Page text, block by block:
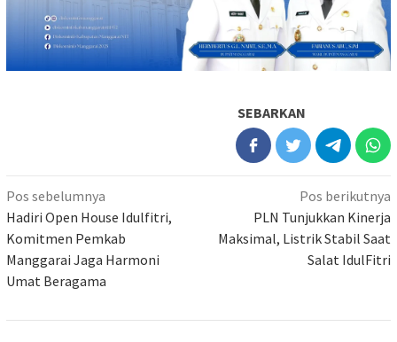
SEBARKAN
Navigasi
pos
Pos sebelumnya
Hadiri Open House Idulfitri,
Komitmen Pemkab
Manggarai Jaga Harmoni
Umat Beragama
Pos berikutnya
PLN Tunjukkan Kinerja
Maksimal, Listrik Stabil Saat
Salat IdulFitri